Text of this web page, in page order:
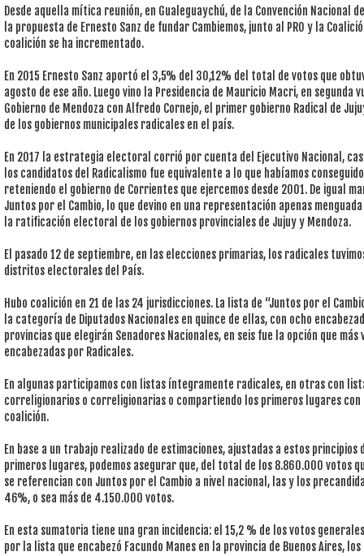
Desde aquella mítica reunión, en Gualeguaychú, de la Convención Nacional
la propuesta de Ernesto Sanz de fundar Cambiemos, junto al PRO y la
coalición se ha incrementado.
En 2015 Ernesto Sanz aportó el 3,5% del 30,12% del total de votos que
agosto de ese año. Luego vino la Presidencia de Mauricio Macri, en
Gobierno de Mendoza con Alfredo Cornejo, el primer gobierno Radical de
de los gobiernos municipales radicales en el país.
En 2017 la estrategia electoral corrió por cuenta del Ejecutivo Nacional,
los candidatos del Radicalismo fue equivalente a lo que habíamos
reteniendo el gobierno de Corrientes que ejercemos desde 2001. De igual
Juntos por el Cambio, lo que devino en una representación apenas
la ratificación electoral de los gobiernos provinciales de Jujuy y Mendoza.
El pasado 12 de septiembre, en las elecciones primarias, los radicales
distritos electorales del País.
Hubo coalición en 21 de las 24 jurisdicciones. La lista de “Juntos por el
la categoría de Diputados Nacionales en quince de ellas, con ocho
provincias que elegirán Senadores Nacionales, en seis fue la opción que
encabezadas por Radicales.
En algunas participamos con listas íntegramente radicales, en otras con
correligionarios o correligionarias o compartiendo los primeros lugares
coalición.
En base a un trabajo realizado de estimaciones, ajustadas a estos
primeros lugares, podemos asegurar que, del total de los 8.860.000 votos
se referencian con Juntos por el Cambio a nivel nacional, las y los
46%, o sea más de 4.150.000 votos.
En esta sumatoria tiene una gran incidencia: el 15,2 % de los votos
por la lista que encabezó Facundo Manes en la provincia de Buenos Aires,